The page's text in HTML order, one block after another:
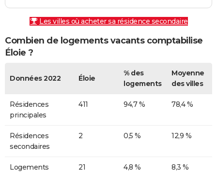
Les villes où acheter sa résidence secondaire
Combien de logements vacants comptabilise
Éloie ?
Données 2022 Éloie
% des
logements
Moyenne
des villes
Résidences
principales
411 94,7 % 78,4 %
Résidences
secondaires
2 0,5 % 12,9 %
Logements
21 4,8 % 8,3 %